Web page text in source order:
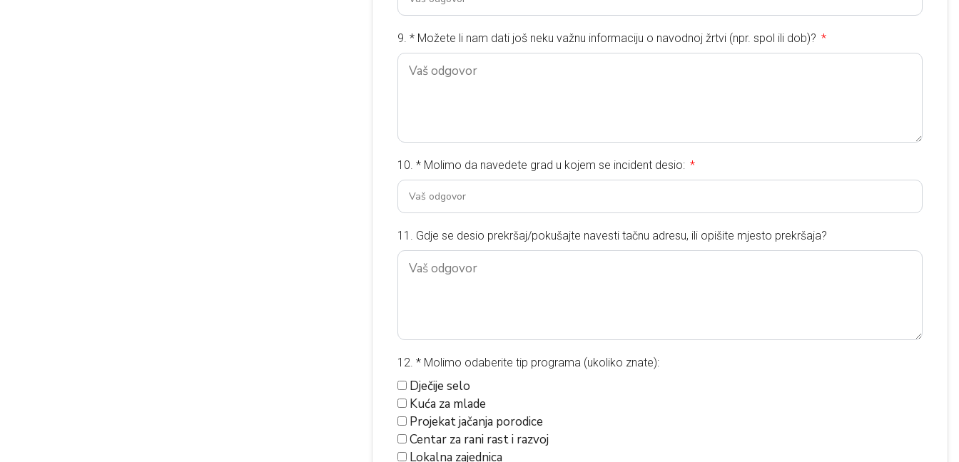
9. * Možete li nam dati još neku važnu informaciju o navodnoj žrtvi (npr. spol ili dob)?
10. * Molimo da navedete grad u kojem se incident desio:
11. Gdje se desio prekršaj/pokušajte navesti tačnu adresu, ili opišite mjesto prekršaja?
12. * Molimo odaberite tip programa (ukoliko znate):
Dječije selo
Kuća za mlade
Projekat jačanja porodice
Centar za rani rast i razvoj
Lokalna zajednica